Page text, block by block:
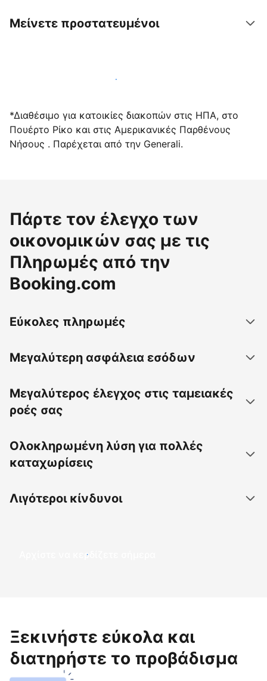
Μείνετε προστατευμένοι
Υποδεχτείτε επισκέπτες μαζί μας σήμερα
*Διαθέσιμο για κατοικίες διακοπών στις ΗΠΑ, στο
Πουέρτο Ρίκο και στις Αμερικανικές Παρθένους
Νήσους . Παρέχεται από την Generali.
Πάρτε τον έλεγχο των
οικονομικών σας με τις
Πληρωμές από την
Booking.com
Εύκολες πληρωμές
Μεγαλύτερη ασφάλεια εσόδων
Μεγαλύτερος έλεγχος στις ταμειακές
ροές σας
Ολοκληρωμένη λύση για πολλές
καταχωρίσεις
Λιγότεροι κίνδυνοι
Αρχίστε να κερδίζετε σήμερα
Ξεκινήστε εύκολα και
διατηρήστε το προβάδισμα